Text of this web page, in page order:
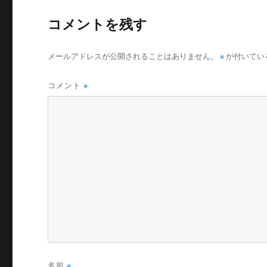
コメントを残す
メールアドレスが公開されることはありません。 ※ が付いて
コメント※
名前